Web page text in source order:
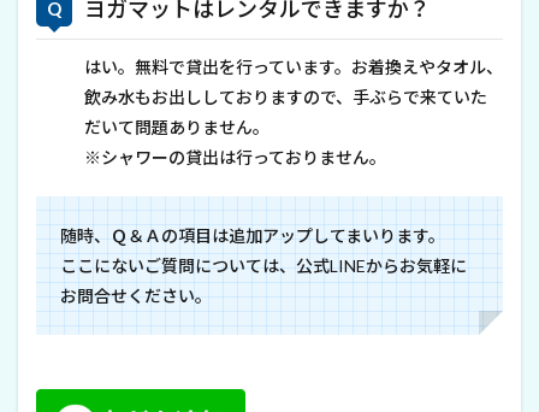
ヨガマットはレンタルできますか？
はい。無料で貸出を行っています。お着換えやタオル、
飲み水もお出ししておりますので、手ぶらで来ていた
だいて問題ありません。
※シャワーの貸出は行っておりません。
随時、Ｑ＆Ａの項目は追加アップしてまいります。
ここにないご質問については、公式LINEからお気軽に
お問合せください。